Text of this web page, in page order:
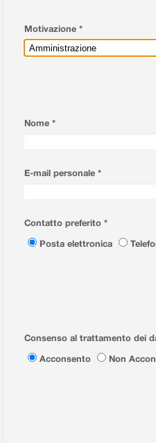
Motivazione *
Nome *
E-mail personale *
Contatto preferito *
Posta elettronica
Consenso al trattamento dei
Acconsento
Non